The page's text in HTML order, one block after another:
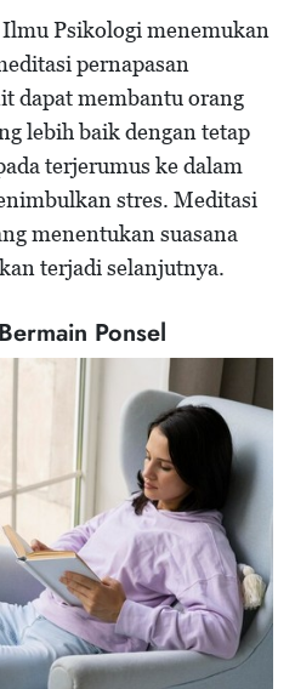
Psikologi menemukan
pernapasan
dapat membantu orang
lebih baik dengan tetap
terjerumus ke dalam
stres. Meditasi
menentukan suasana
terjadi selanjutnya.
Ponsel